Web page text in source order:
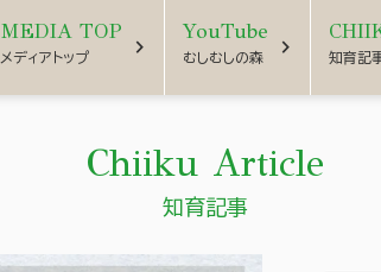
MEDIA TOP
メディアトップ chevron_right
YouTube
むしむしの森 chevron_right 知育記
Chiiku Article
知育記事